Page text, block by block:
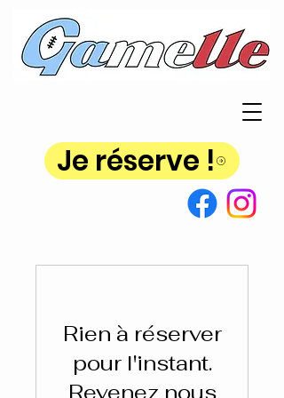
Je réserve !
Rien à réserver
pour l'instant.
Revenez nous